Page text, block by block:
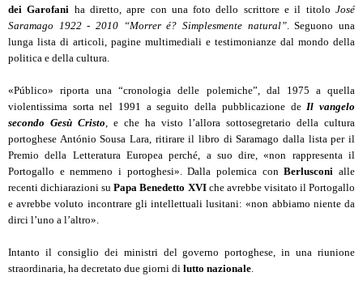
dei Garofani ha diretto, apre con una foto dello scrittore e il titoloJosé
Saramago 1922 - 2010 “Morrer é? Simplesmente natural”. Seguono una
lunga lista di articoli, pagine multimediali e testimonianze dal mondo della
politica e della cultura.
«Público» riporta una “cronologia delle polemiche”, dal 1975 a quella
violentissima sorta nel 1991 a seguito della pubblicazione de Il vangelo
secondo Gesù Cristo , e che ha visto l’allora sottosegretario della cultura
portoghese António Sousa Lara, ritirare il libro di Saramago dalla lista per il
Premio della Letteratura Europea perché, a suo dire, «non rappresenta il
Portogallo e nemmeno i portoghesi». Dalla polemica conBerlusconi alle
recenti dichiarazioni suPapa Benedetto XVIche avrebbe visitato il Portogallo
e avrebbe voluto incontrare gli intellettuali lusitani: «non abbiamo niente da
dirci l’uno a l’altro».
Intanto il consiglio dei ministri del governo portoghese, in una riunione
straordinaria, ha decretato due giorni di lutto nazionale